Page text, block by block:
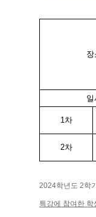
장
일
1차
2차
2024학년도 2학
특강에 참여한